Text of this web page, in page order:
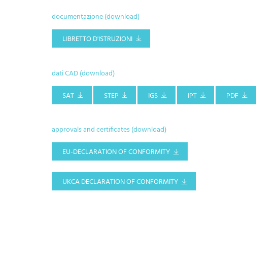
documentazione (download)
LIBRETTO D'ISTRUZIONI
dati CAD (download)
SAT
STEP IGS IPT PDF
approvals and certificates (download)
EU-DECLARATION OF CONFORMITY
UKCA DECLARATION OF CONFORMITY